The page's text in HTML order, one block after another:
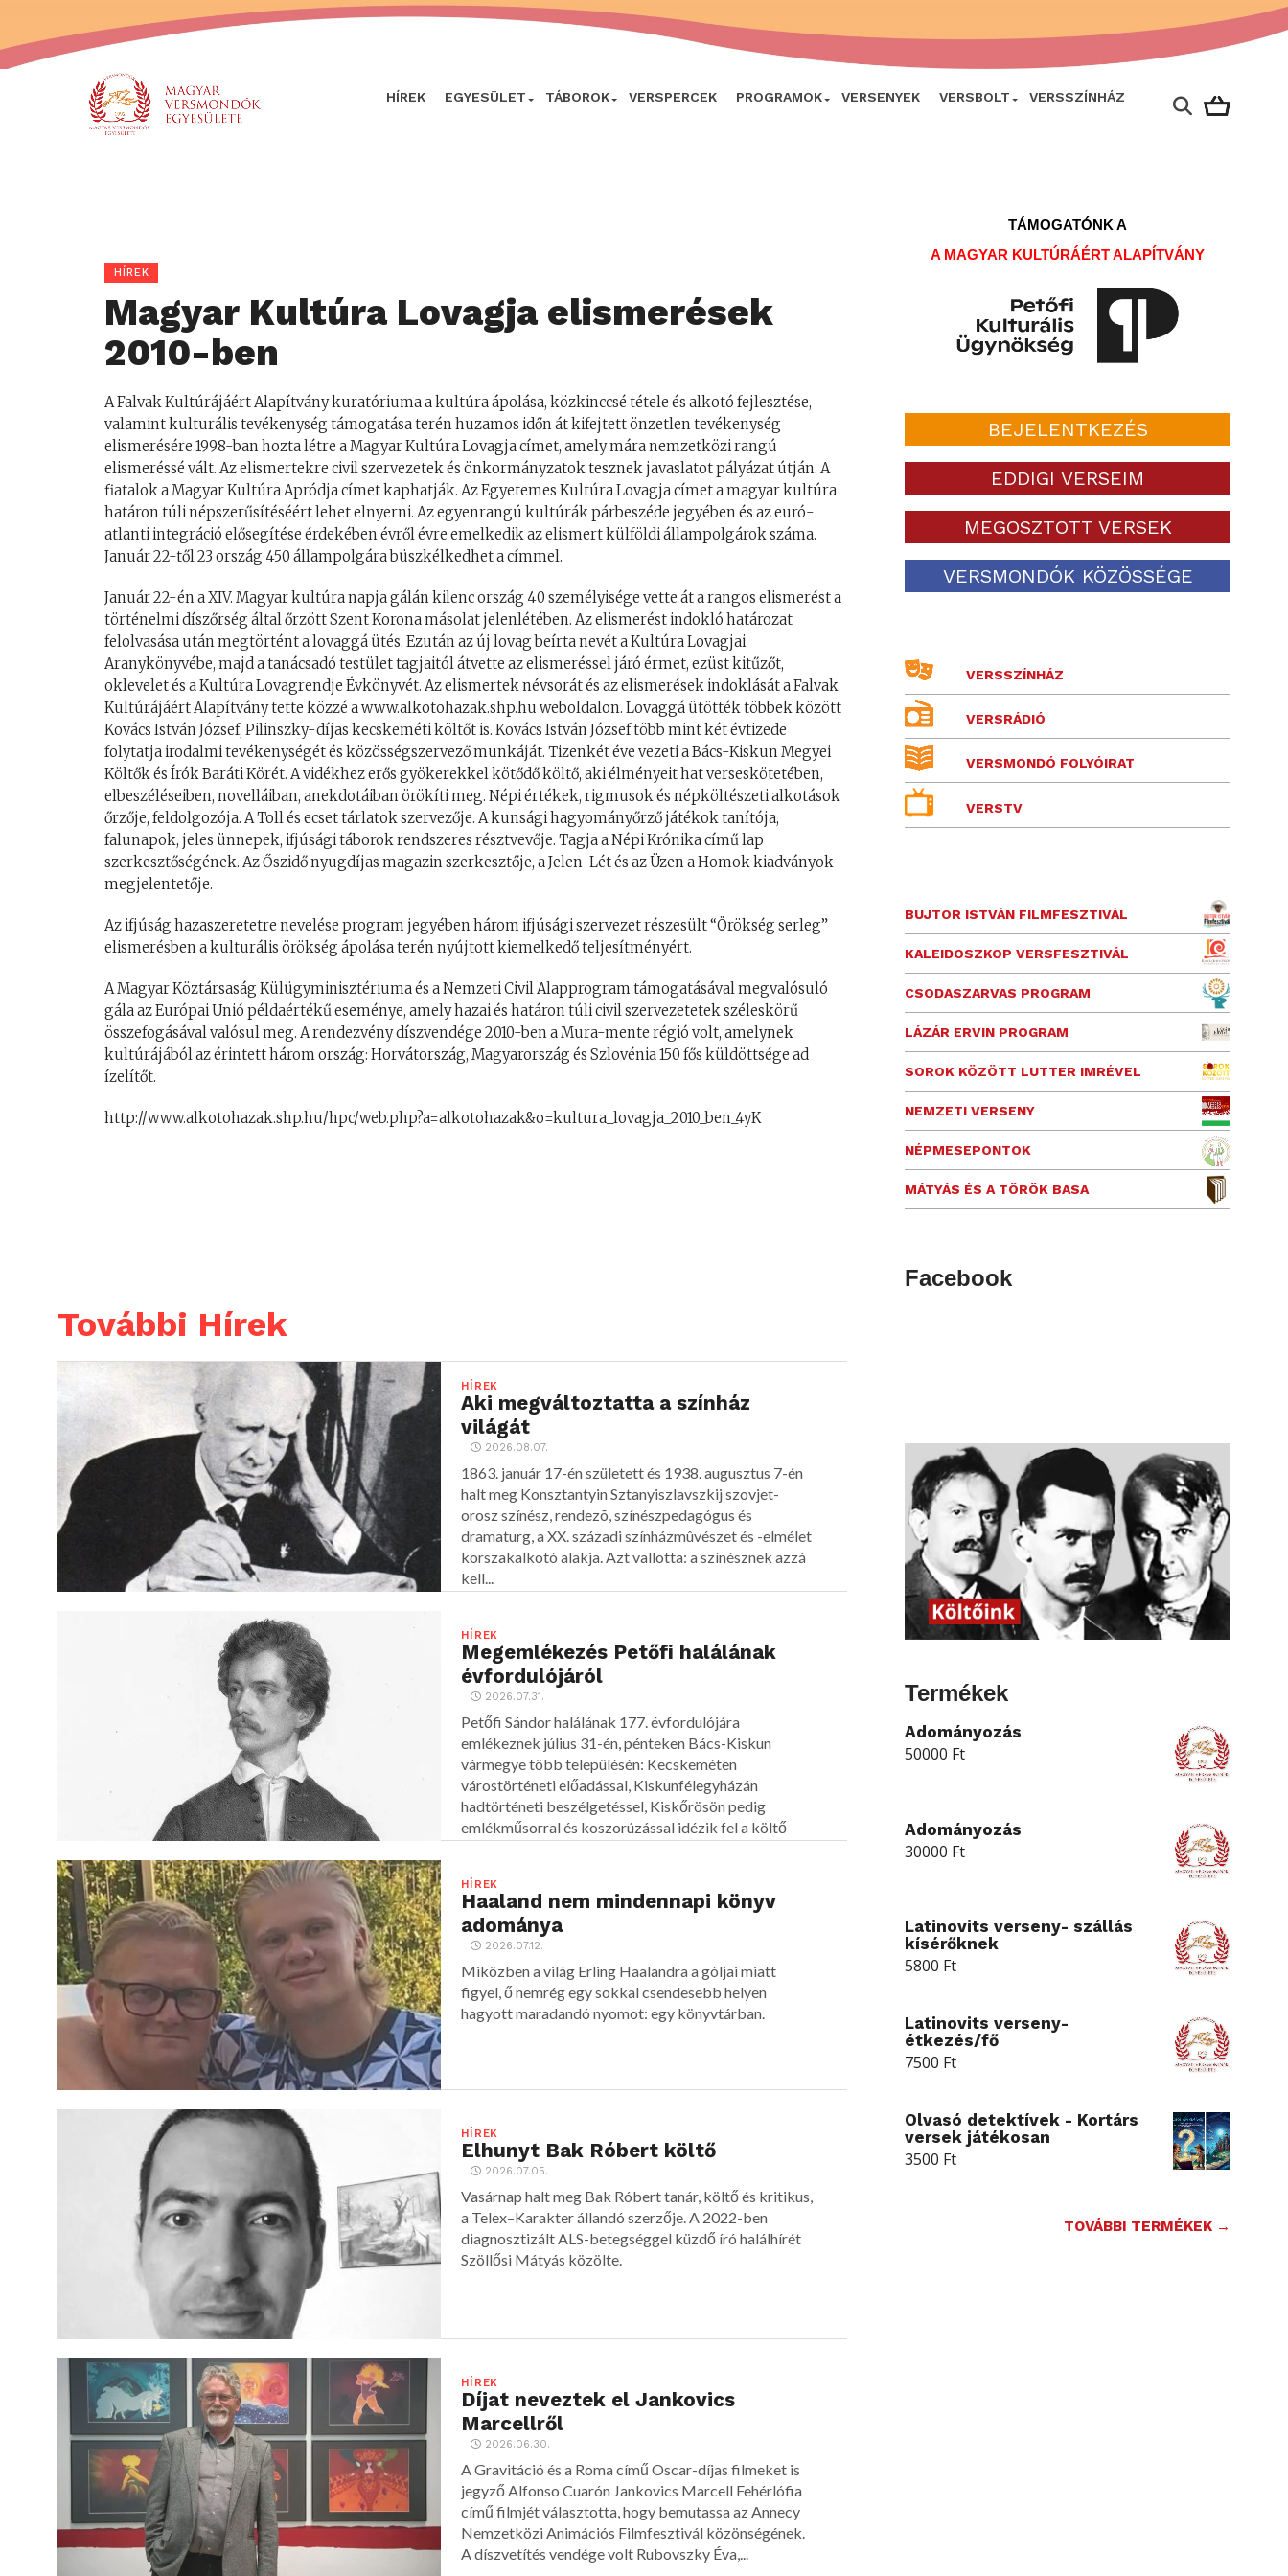
HÍREK EGYESÜLET TÁBOROK VERSPERCEK PROGRAMOK VERSENYEK VERSBOLT VERSSZÍNHÁZ
HÍREK
Magyar Kultúra Lovagja elismerések
2010-ben
A Falvak Kultúrájáért Alapítvány kuratóriuma a kultúra ápolása, közkinccsé tétele és alkotó fejlesztése,
valamint kulturális tevékenység támogatása terén huzamos időn át kifejtett önzetlen tevékenység
elismerésére 1998-ban hozta létre a Magyar Kultúra Lovagja címet, amely mára nemzetközi rangú
elismeréssé vált. Az elismertekre civil szervezetek és önkormányzatok tesznek javaslatot pályázat útján. A
fiatalok a Magyar Kultúra Apródja címet kaphatják. Az Egyetemes Kultúra Lovagja címet a magyar kultúra
határon túli népszerűsítéséért lehet elnyerni. Az egyenrangú kultúrák párbeszéde jegyében és az euró-
atlanti integráció elősegítése érdekében évről évre emelkedik az elismert külföldi állampolgárok száma.
Január 22-től 23 ország 450 állampolgára büszkélkedhet a címmel.
Január 22-én a XIV. Magyar kultúra napja gálán kilenc ország 40 személyisége vette át a rangos elismerést a
történelmi díszőrség által őrzött Szent Korona másolat jelenlétében. Az elismerést indokló határozat
felolvasása után megtörtént a lovaggá ütés. Ezután az új lovag beírta nevét a Kultúra Lovagjai
Aranykönyvébe, majd a tanácsadó testület tagjaitól átvette az elismeréssel járó érmet, ezüst kitűzőt,
oklevelet és a Kultúra Lovagrendje Évkönyvét. Az elismertek névsorát és az elismerések indoklását a Falvak
Kultúrájáért Alapítvány tette közzé a www.alkotohazak.shp.hu weboldalon. Lovaggá ütötték többek között
Kovács István József, Pilinszky-díjas kecskeméti költőt is. Kovács István József több mint két évtizede
folytatja irodalmi tevékenységét és közösségszervező munkáját. Tizenkét éve vezeti a Bács-Kiskun Megyei
Költők és Írók Baráti Körét. A vidékhez erős gyökerekkel kötődő költő, aki élményeit hat verseskötetében,
elbeszéléseiben, novelláiban, anekdotáiban örökíti meg. Népi értékek, rigmusok és népköltészeti alkotások
őrzője, feldolgozója. A Toll és ecset tárlatok szervezője. A kunsági hagyományőrző játékok tanítója,
falunapok, jeles ünnepek, ifjúsági táborok rendszeres résztvevője. Tagja a Népi Krónika című lap
szerkesztőségének. Az Őszidő nyugdíjas magazin szerkesztője, a Jelen-Lét és az Üzen a Homok kiadványok
megjelentetője.
Az ifjúság hazaszeretetre nevelése program jegyében három ifjúsági szervezet részesült “Örökség serleg”
elismerésben a kulturális örökség ápolása terén nyújtott kiemelkedő teljesítményért.
A Magyar Köztársaság Külügyminisztériuma és a Nemzeti Civil Alapprogram támogatásával megvalósuló
gála az Európai Unió példaértékű eseménye, amely hazai és határon túli civil szervezetetek széleskörű
összefogásával valósul meg. A rendezvény díszvendége 2010-ben a Mura-mente régió volt, amelynek
kultúrájából az érintett három ország: Horvátország, Magyarország és Szlovénia 150 fős küldöttsége ad
ízelítőt.
http://www.alkotohazak.shp.hu/hpc/web.php?a=alkotohazak&o=kultura_lovagja_2010_ben_4yK
További Hírek
HÍREK
Aki megváltoztatta a színház
világát
2026.08.07.
1863. január 17-én született és 1938. augusztus 7-én
halt meg Konsztantyin Sztanyiszlavszkij szovjet-
orosz színész, rendezõ, színészpedagógus és
dramaturg, a XX. századi színházmûvészet és -elmélet
korszakalkotó alakja. Azt vallotta: a színésznek azzá
kell...
HÍREK
Megemlékezés Petőfi halálának
évfordulójáról
2026.07.31.
Petőfi Sándor halálának 177. évfordulójára
emlékeznek július 31-én, pénteken Bács-Kiskun
vármegye több településén: Kecskeméten
várostörténeti előadással, Kiskunfélegyházán
hadtörténeti beszélgetéssel, Kiskőrösön pedig
emlékműsorral és koszorúzással idézik fel a költő
HÍREK
Haaland nem mindennapi könyv
adománya
2026.07.12.
Miközben a világ Erling Haalandra a góljai miatt
figyel, ő nemrég egy sokkal csendesebb helyen
hagyott maradandó nyomot: egy könyvtárban.
HÍREK
Elhunyt Bak Róbert költő
2026.07.05.
Vasárnap halt meg Bak Róbert tanár, költő és kritikus,
a Telex–Karakter állandó szerzője. A 2022-ben
diagnosztizált ALS-betegséggel küzdő író halálhírét
Szöllősi Mátyás közölte.
HÍREK
Díjat neveztek el Jankovics
Marcellről
2026.06.30.
A Gravitáció és a Roma című Oscar-díjas filmeket is
jegyző Alfonso Cuarón Jankovics Marcell Fehérlófia
című filmjét választotta, hogy bemutassa az Annecy
Nemzetközi Animációs Filmfesztivál közönségének.
A díszvetítés vendége volt Rubovszky Éva,...
TÁMOGATÓNK A
A MAGYAR KULTÚRÁÉRT ALAPÍTVÁNY
BEJELENTKEZÉS
EDDIGI VERSEIM
MEGOSZTOTT VERSEK
VERSMONDÓK KÖZÖSSÉGE
VERSSZÍNHÁZ
VERSRÁDIÓ
VERSMONDÓ FOLYÓIRAT
VERSTV
BUJTOR ISTVÁN FILMFESZTIVÁL
KALEIDOSZKOP VERSFESZTIVÁL
CSODASZARVAS PROGRAM
LÁZÁR ERVIN PROGRAM
SOROK KÖZÖTT LUTTER IMRÉVEL
NEMZETI VERSENY
NÉPMESEPONTOK
MÁTYÁS ÉS A TÖRÖK BASA
Facebook
Termékek
Adományozás
50000 Ft
Adományozás
30000 Ft
Latinovits verseny- szállás
kísérőknek
5800 Ft
Latinovits verseny-
étkezés/fő
7500 Ft
Olvasó detektívek - Kortárs
versek játékosan
3500 Ft
TOVÁBBI TERMÉKEK →